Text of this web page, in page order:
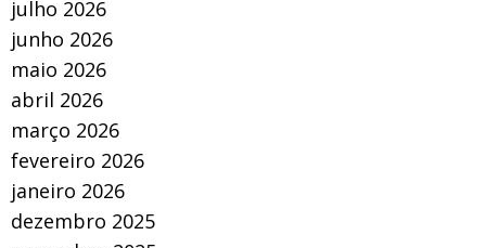
julho 2026
junho 2026
maio 2026
abril 2026
março 2026
fevereiro 2026
janeiro 2026
dezembro 2025